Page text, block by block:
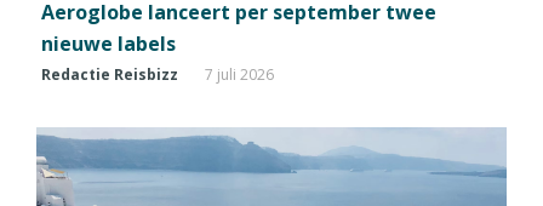
Aeroglobe lanceert per september twee
nieuwe labels
Redactie Reisbizz 7 juli 2026